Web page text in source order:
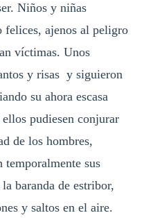
Niños y niñas
felices, ajenos al peligro
víctimas. Unos
y risas y siguieron
su ahora escasa
pudiesen conjurar
de los hombres,
temporalmente sus
baranda de estribor,
y saltos en el aire.